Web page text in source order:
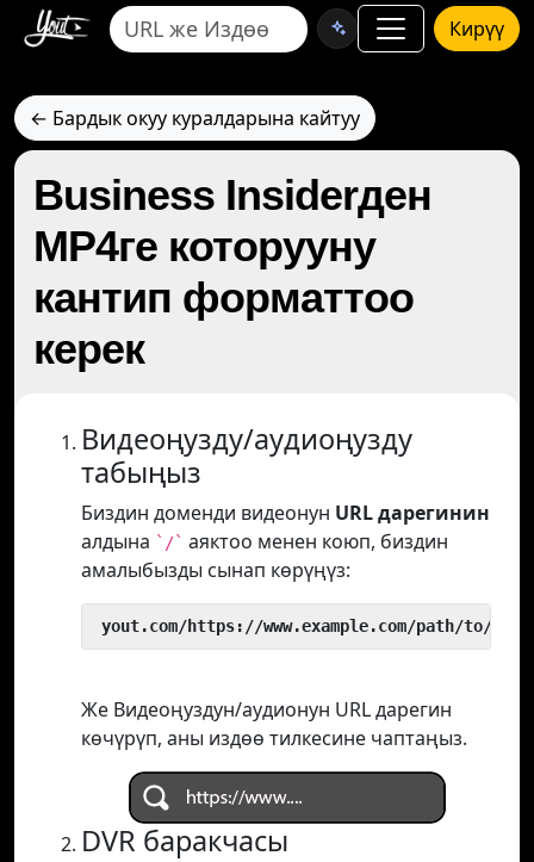
Кирүү
← Бардык окуу куралдарына кайтуу
Business Insiderден
MP4ге которууну
кантип форматтоо
керек
Видеоңузду/аудиоңузду
табыңыз
Биздин доменди видеонун URL дарегинин
алдына `/` аяктоо менен коюп, биздин
амалыбызды сынап көрүңүз:
yout.com/https://www.example.com/path/to/
Же Видеоңуздун/аудионун URL дарегин
көчүрүп, аны издөө тилкесине чаптаңыз.
DVR баракчасы